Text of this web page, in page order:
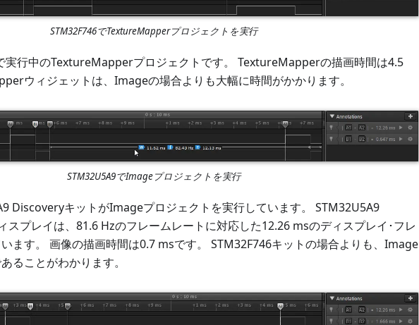
STM32F746でTextureMapperプロジェクトを実行
実行中のTextureMapperプロジェクトです。 TextureMapperの描画時間は4.5
ウィジェットは、Imageの場合よりも大幅に時間がかかります。
STM32U5A9でImageプロジェクトを実行
DiscoveryキットがImageプロジェクトを実行しています。 STM32U5A9
スプレイは、81.6 Hzのフレームレートに対応した12.26 msのディスプレイ･フレ
ます。 画像の描画時間は0.7 msです。 STM32F746キットの場合よりも、Image
ることがわかります。